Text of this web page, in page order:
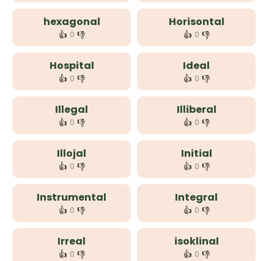
hexagonal
👍 0 👎
Horisontal
👍 0 👎
Hospital
👍 0 👎
Ideal
👍 0 👎
Illegal
👍 0 👎
Illiberal
👍 0 👎
Illojal
👍 0 👎
Initial
👍 0 👎
Instrumental
👍 0 👎
Integral
👍 0 👎
Irreal
👍 0 👎
isoklinal
👍 0 👎